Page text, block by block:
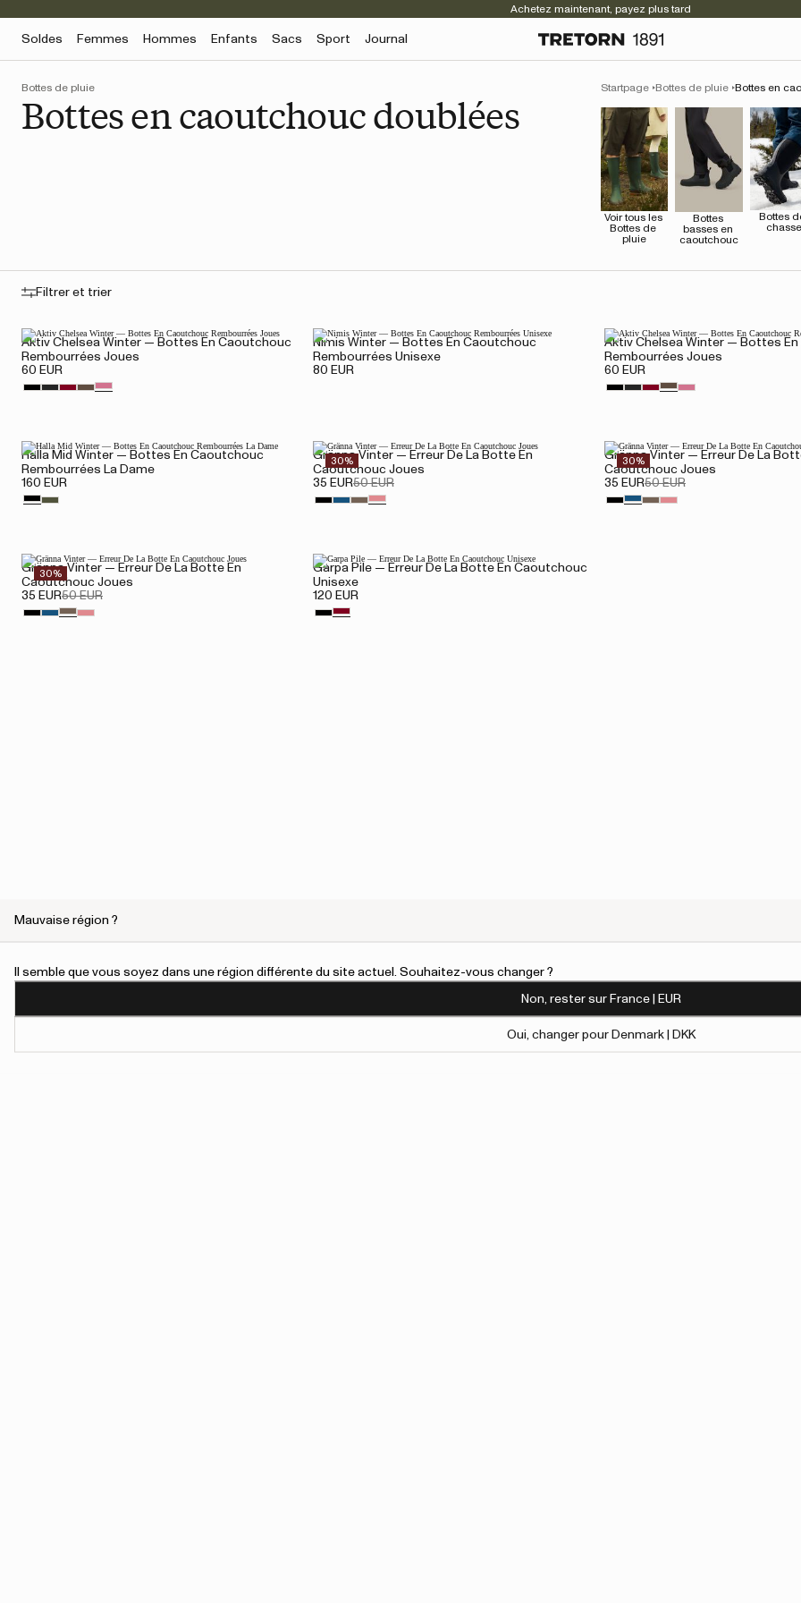
Achetez maintenant, payez plus tard
Soldes Femmes Hommes Enfants Sacs Sport Journal
Bottes de pluie
Bottes en caoutchouc doublées
Startpage Bottes de pluie Bottes en
Voir tous les
Bottes de
pluie
Bottes
basses en
caoutchouc
Bottes
chasse
Filtrer et trier
Aktiv Chelsea Winter — Bottes En Caoutchouc
Rembourrées Joues
60 EUR
Nimis Winter — Bottes En Caoutchouc
Rembourrées Unisexe
80 EUR
Aktiv Chelsea Winter — Bottes
Rembourrées Joues
60 EUR
Halla Mid Winter — Bottes En Caoutchouc
Rembourrées La Dame
160 EUR
30%
Gränna Vinter — Erreur De La Botte En
Caoutchouc Joues
35 EUR50 EUR
30%
Gränna Vinter — Erreur De La
Caoutchouc Joues
35 EUR50 EUR
30%
Gränna Vinter — Erreur De La Botte En
Caoutchouc Joues
35 EUR50 EUR
Garpa Pile — Erreur De La Botte En Caoutchouc
Unisexe
120 EUR
Mauvaise région ?
Il semble que vous soyez dans une région différente du site actuel. Souhaitez-vous changer ?
Non, rester sur France | EUR
Oui, changer pour Denmark | DKK